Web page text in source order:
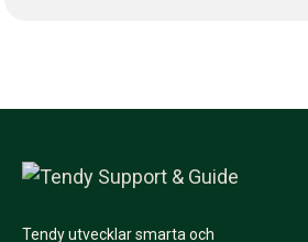
Tendy utvecklar smarta och